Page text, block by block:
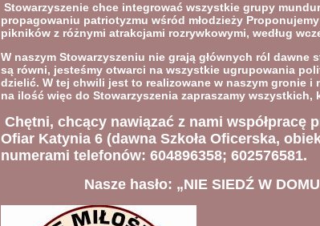
Stowarzyszenie chce integrować wszystkie grupy
propagowaniu patriotyzmu wśród młodzieży
pikników z różnymi atrakcjami rozrywkowymi, według
W naszym Stowarzyszeniu nie grają głównych ról
są równi, jesteśmy otwarci na wszystkie ugrupowania
dzielić. W tej chwili jest to realizowane w naszym gronie i
na ilość więc do Stowarzyszenia zapraszamy
Chętni, chcący nawiązać z nami współpracę
Ofiar Katynia 6(dawna Szkoła Oficerska,
numerami telefonów: 604896358; 602576581.
Nasze hasło: „NIE SIEDŹ W